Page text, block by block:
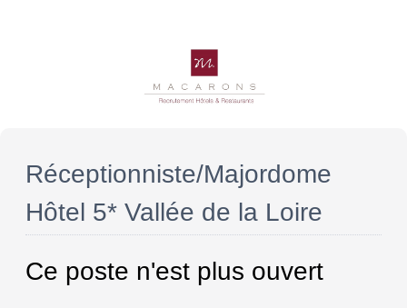
Réceptionniste/Majordome
Hôtel 5* Vallée de la Loire
Ce poste n'est plus ouvert